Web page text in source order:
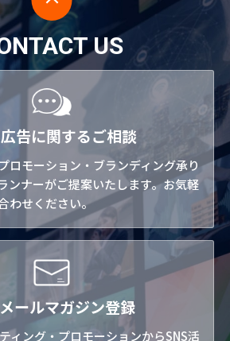
US
告に関するご相談
ロモーション・ブランディング承り
ンナーがご提案いたします。お気軽
わせください。
ールマガジン登録
ィング・プロモーションからSNS活